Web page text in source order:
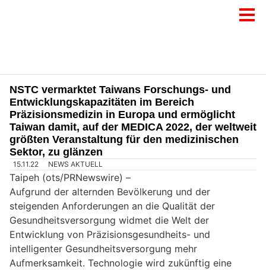
NSTC vermarktet Taiwans Forschungs- und
Entwicklungskapazitäten im Bereich
Präzisionsmedizin in Europa und ermöglicht
Taiwan damit, auf der MEDICA 2022, der weltweit
größten Veranstaltung für den medizinischen
Sektor, zu glänzen
15.11.22 NEWS AKTUELL
Taipeh (ots/PRNewswire) –
Aufgrund der alternden Bevölkerung und der
steigenden Anforderungen an die Qualität der
Gesundheitsversorgung widmet die Welt der
Entwicklung von Präzisionsgesundheits- und
intelligenter Gesundheitsversorgung mehr
Aufmerksamkeit. Technologie wird zukünftig eine